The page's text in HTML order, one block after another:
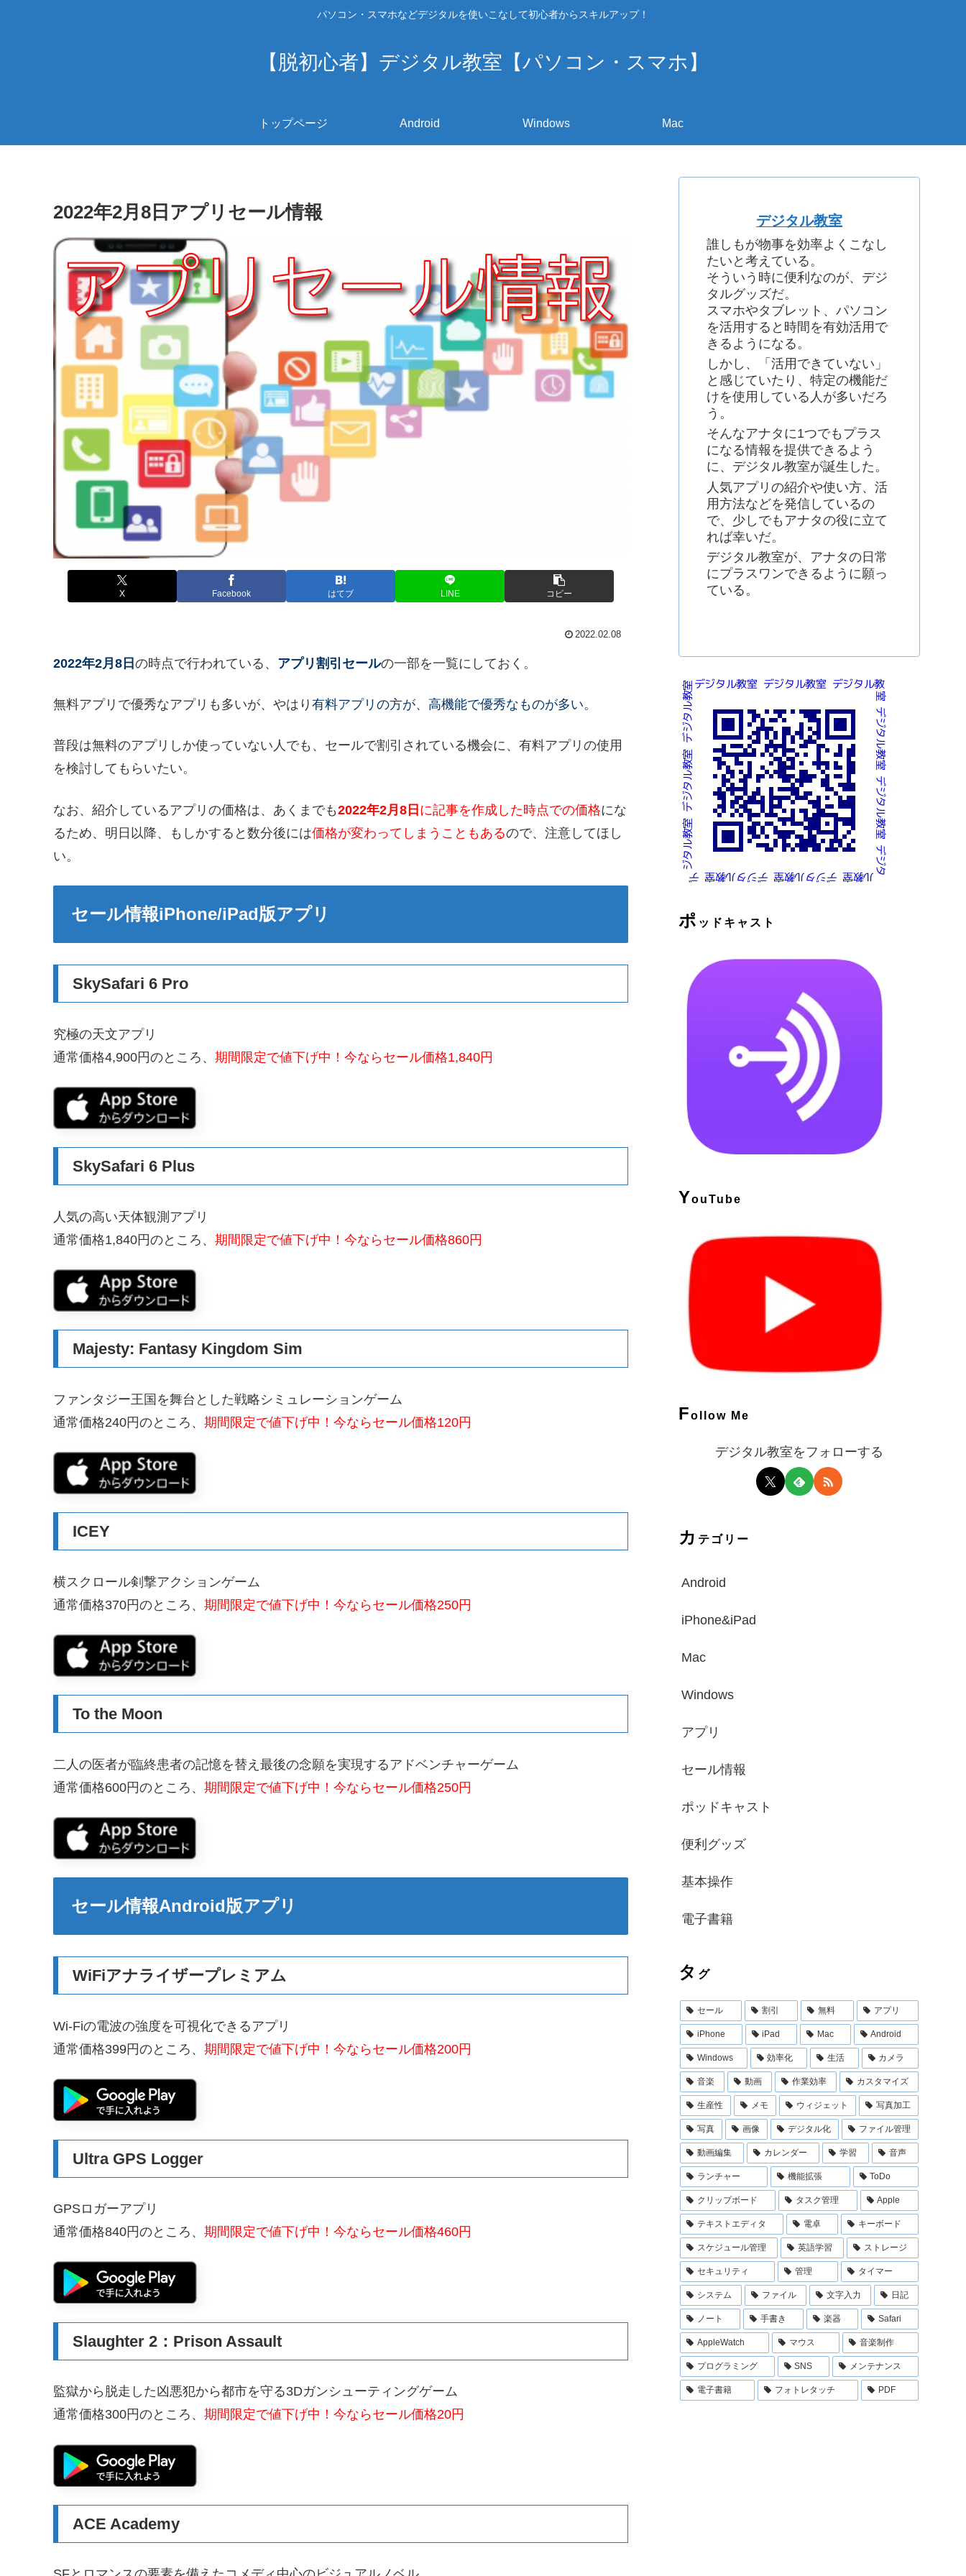
パソコン・スマホなどデジタルを使いこなして初心者からスキルアップ！
【脱初心者】デジタル教室【パソコン・スマホ】
トップページ Android Windows Mac
2022年2月8日アプリセール情報
X Facebook はてブ LINE コピー
2022.02.08
2022年2月8日 の時点で行われている、 アプリ割引セールの一部を一覧にしておく。
無料アプリで優秀なアプリも多いが、やはり 有料アプリの方が、高機能で優秀なものが多い。
普段は無料のアプリしか使っていない人でも、セールで割引されている機会に、有料アプリの使用
を検討してもらいたい。
なお、紹介しているアプリの価格は、あくまでも2022年2月8日 に記事を作成した時点での価格にな
るため、明日以降、もしかすると数分後には価格が変わってしまうこともあるので、注意してほし
い。
セール情報iPhone/iPad版アプリ
SkySafari 6 Pro
究極の天文アプリ
通常価格4,900円のところ、 期間限定で値下げ中！今ならセール価格1,840円
SkySafari 6 Plus
人気の高い天体観測アプリ
通常価格1,840円のところ、 期間限定で値下げ中！今ならセール価格860円
Majesty: Fantasy Kingdom Sim
ファンタジー王国を舞台とした戦略シミュレーションゲーム
通常価格240円のところ、 期間限定で値下げ中！今ならセール価格120円
ICEY
横スクロール剣撃アクションゲーム
通常価格370円のところ、 期間限定で値下げ中！今ならセール価格250円
To the Moon
二人の医者が臨終患者の記憶を替え最後の念願を実現するアドベンチャーゲーム
通常価格600円のところ、 期間限定で値下げ中！今ならセール価格250円
セール情報Android版アプリ
WiFiアナライザープレミアム
Wi-Fiの電波の強度を可視化できるアプリ
通常価格399円のところ、 期間限定で値下げ中！今ならセール価格200円
Ultra GPS Logger
GPSロガーアプリ
通常価格840円のところ、 期間限定で値下げ中！今ならセール価格460円
Slaughter 2：Prison Assault
監獄から脱走した凶悪犯から都市を守る3Dガンシューティングゲーム
通常価格300円のところ、 期間限定で値下げ中！今ならセール価格20円
ACE Academy
デジタル教室
誰しもが物事を効率よくこなし
たいと考えている。
そういう時に便利なのが、デジ
タルグッズだ。
スマホやタブレット、パソコン
を活用すると時間を有効活用で
きるようになる。
しかし、「活用できていない」
と感じていたり、特定の機能だ
けを使用している人が多いだろ
う。
そんなアナタに1つでもプラス
になる情報を提供できるよう
に、デジタル教室が誕生した。
人気アプリの紹介や使い方、活
用方法などを発信しているの
で、少しでもアナタの役に立て
れば幸いだ。
デジタル教室が、アナタの日常
にプラスワンできるように願っ
ている。
ポ ッドキャスト
YouTube
Follow Me
デジタル教室をフォローする
カ テゴリー
Android
iPhone&iPad
Mac
Windows
アプリ
セール情報
ポッドキャスト
便利グッズ
基本操作
電子書籍
タ グ
セール 割引 無料 アプリ
iPhone iPad Mac Android
Windows 効率化 生活 カメラ
音楽 動画 作業効率 カスタマイズ
生産性 メモ ウィジェット 写真加工
写真 画像 デジタル化 ファイル管理
動画編集 カレンダー 学習 音声
ランチャー 機能拡張 ToDo
クリップボード タスク管理 Apple
テキストエディタ 電卓 キーボード
スケジュール管理 英語学習 ストレージ
セキュリティ 管理 タイマー
システム ファイル 文字入力 日記
ノート 手書き 楽器 Safari
AppleWatch マウス 音楽制作
プログラミング SNS メンテナンス
電子書籍 フォトレタッチ PDF